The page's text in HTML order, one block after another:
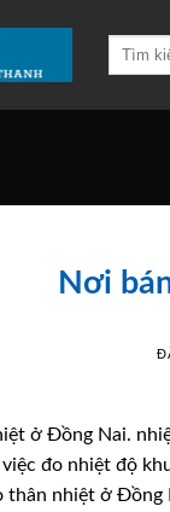
Tìm
Nơi
ở Đồng Nai.
đo nhiệt độ
thân nhiệt ở Đồng